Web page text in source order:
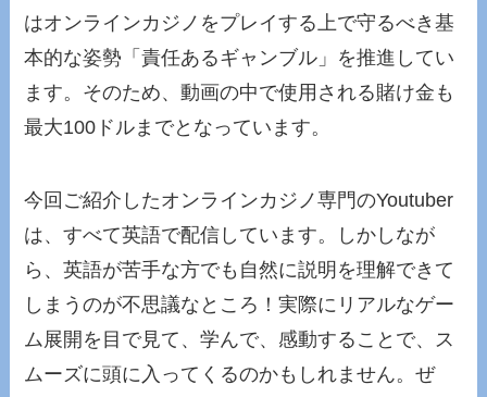
はオンラインカジノをプレイする上で守るべき基
本的な姿勢「責任あるギャンブル」を推進してい
ます。そのため、動画の中で使用される賭け金も
最大100ドルまでとなっています。
今回ご紹介したオンラインカジノ専門のYoutuber
は、すべて英語で配信しています。しかしなが
ら、英語が苦手な方でも自然に説明を理解できて
しまうのが不思議なところ！実際にリアルなゲー
ム展開を目で見て、学んで、感動することで、ス
ムーズに頭に入ってくるのかもしれません。ぜ